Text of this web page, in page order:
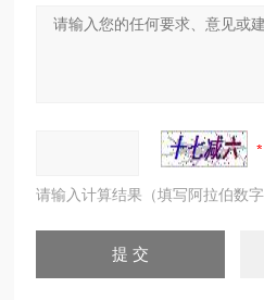
请输入计算结果（填写阿拉伯数